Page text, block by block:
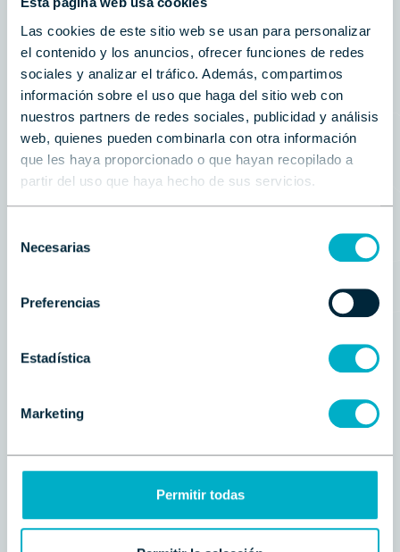
Las cookies de este sitio web se usan para personalizar
el contenido y los anuncios, ofrecer funciones de redes
sociales y analizar el tráfico. Además, compartimos
información sobre el uso que haga del sitio web con
nuestros partners de redes sociales, publicidad y análisis
web, quienes pueden combinarla con otra información
que les haya proporcionado o que hayan recopilado a
partir del uso que haya hecho de sus servicios.
Necesarias
Preferencias
Estadística
Marketing
Permitir todas
Premium Yachts
Al igual que no hay dos personas iguales, no hay
dos Astondoa iguales. El astillero español, con
más de 100 años de experiencia, ofrece unlujo
experienciala través de susembarcaciones
exclusivas.
Cada Astondoa se convierte en una
joya única con un carácter artesanal, todos los
detalles se trabajan al milímetro para ofrecer la
mejor embarcación basándose también en los
deseos del armador.